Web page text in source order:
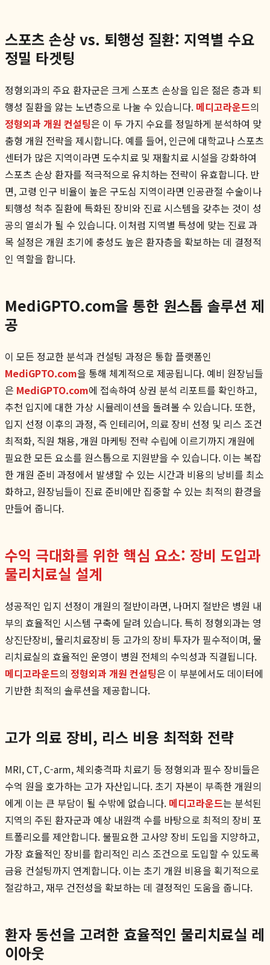
스포츠 손상 vs. 퇴행성 질환: 지역별 수요
정밀 타겟팅
정형외과의 주요 환자군은 크게 스포츠 손상을 입은 젊은 층과 퇴
행성 질환을 앓는 노년층으로 나눌 수 있습니다. 메디고라운드의
정형외과 개원 컨설팅은 이 두 가지 수요를 정밀하게 분석하여 맞
춤형 개원 전략을 제시합니다. 예를 들어, 인근에 대학교나 스포츠
센터가 많은 지역이라면 도수치료 및 재활치료 시설을 강화하여
스포츠 손상 환자를 적극적으로 유치하는 전략이 유효합니다. 반
면, 고령 인구 비율이 높은 구도심 지역이라면 인공관절 수술이나
퇴행성 척추 질환에 특화된 장비와 진료 시스템을 갖추는 것이 성
공의 열쇠가 될 수 있습니다. 이처럼 지역별 특성에 맞는 진료 과
목 설정은 개원 초기에 충성도 높은 환자층을 확보하는 데 결정적
인 역할을 합니다.
MediGPTO.com을 통한 원스톱 솔루션 제
공
이 모든 정교한 분석과 컨설팅 과정은 통합 플랫폼인
MediGPTO.com을 통해 체계적으로 제공됩니다. 예비 원장님들
은 MediGPTO.com에 접속하여 상권 분석 리포트를 확인하고,
추천 입지에 대한 가상 시뮬레이션을 돌려볼 수 있습니다. 또한,
입지 선정 이후의 과정, 즉 인테리어, 의료 장비 선정 및 리스 조건
최적화, 직원 채용, 개원 마케팅 전략 수립에 이르기까지 개원에
필요한 모든 요소를 원스톱으로 지원받을 수 있습니다. 이는 복잡
한 개원 준비 과정에서 발생할 수 있는 시간과 비용의 낭비를 최소
화하고, 원장님들이 진료 준비에만 집중할 수 있는 최적의 환경을
만들어 줍니다.
수익 극대화를 위한 핵심 요소: 장비 도입과
물리치료실 설계
성공적인 입지 선정이 개원의 절반이라면, 나머지 절반은 병원 내
부의 효율적인 시스템 구축에 달려 있습니다. 특히 정형외과는 영
상진단장비, 물리치료장비 등 고가의 장비 투자가 필수적이며, 물
리치료실의 효율적인 운영이 병원 전체의 수익성과 직결됩니다.
메디고라운드의 정형외과 개원 컨설팅은 이 부분에서도 데이터에
기반한 최적의 솔루션을 제공합니다.
고가 의료 장비, 리스 비용 최적화 전략
MRI, CT, C-arm, 체외충격파 치료기 등 정형외과 필수 장비들은
수억 원을 호가하는 고가 자산입니다. 초기 자본이 부족한 개원의
에게 이는 큰 부담이 될 수밖에 없습니다. 메디고라운드는 분석된
지역의 주된 환자군과 예상 내원객 수를 바탕으로 최적의 장비 포
트폴리오를 제안합니다. 불필요한 고사양 장비 도입을 지양하고,
가장 효율적인 장비를 합리적인 리스 조건으로 도입할 수 있도록
금융 컨설팅까지 연계합니다. 이는 초기 개원 비용을 획기적으로
절감하고, 재무 건전성을 확보하는 데 결정적인 도움을 줍니다.
환자 동선을 고려한 효율적인 물리치료실 레
이아웃